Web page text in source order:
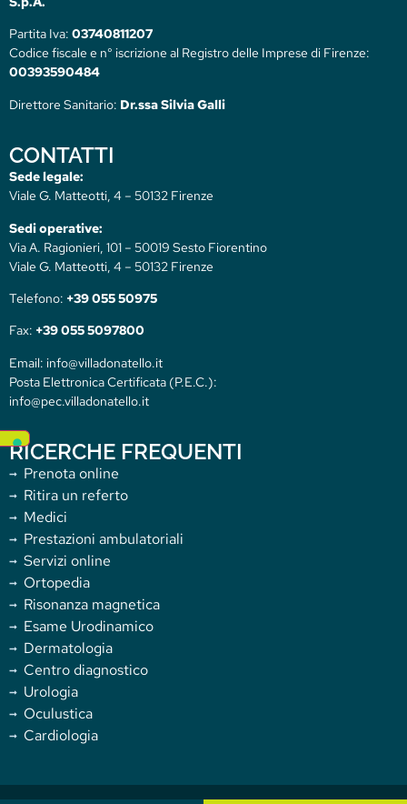
Partita Iva: 03740811207
Codice fiscale e n° iscrizione al Registro delle Imprese di Firenze:
00393590484
Direttore Sanitario: Dr.ssa Silvia Galli
CONTATTI
Sede legale:
Viale G. Matteotti, 4 – 50132 Firenze
Sedi operative:
Via A. Ragionieri, 101 – 50019 Sesto Fiorentino
Viale G. Matteotti, 4 – 50132 Firenze
Telefono: +39 055 50975
Fax: +39 055 5097800
Email: info@villadonatello.it
Posta Elettronica Certificata (P.E.C.):
info@pec.villadonatello.it
RICERCHE FREQUENTI
Prenota online
Ritira un referto
Medici
Prestazioni ambulatoriali
Servizi online
Ortopedia
Risonanza magnetica
Esame Urodinamico
Dermatologia
Centro diagnostico
Urologia
Oculustica
Cardiologia